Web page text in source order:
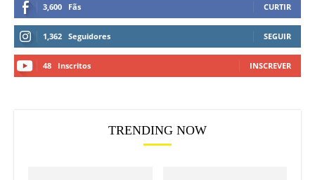
3,600 Fãs CURTIR
1,362 Seguidores SEGUIR
48 Inscritos INSCREVER
TRENDING NOW